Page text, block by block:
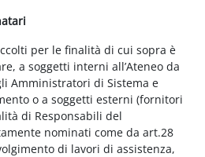
per le finalità di cui sopra è
a soggetti interni all’Ateneo da
Amministratori di Sistema e
o a soggetti esterni (fornitori
di Responsabili del
nominati come da art.28
di lavori di assistenza,